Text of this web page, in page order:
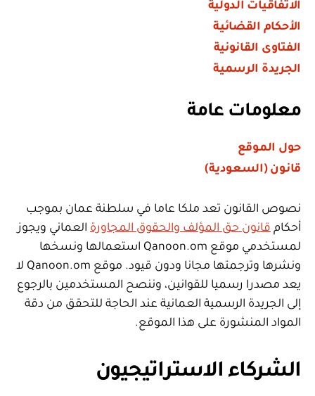
الاتفاقيات الدولية
الأحكام القضائية
الفتاوى القانونية
الجريدة الرسمية
معلومات عامة
حول الموقع
قانون (السعودية)
نصوص القانون تعد ملكا عاما في سلطنة عمان بموجب
أحكام قانون حق المؤلف والحقوق المجاورة العماني ويجوز
لمستخدمي موقع Qanoon.om استعمالها ونسخها
ونشرها وترجمتها مجانا ودون قيود. موقع Qanoon.om لا
يعد مصدرا رسميا للقوانين، وننصح المستخدمين بالرجوع
إلى الجريدة الرسمية العمانية عند الحاجة للتحقق من دقة
المواد المنشورة على هذا الموقع.
الشركاء الاستراتيجيون